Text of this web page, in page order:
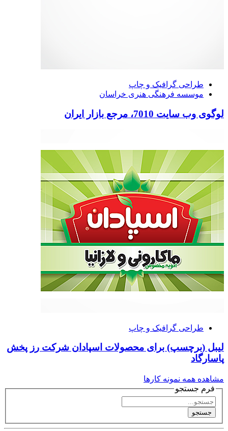
طراحی گرافیک و چاپ
موسسه فرهنگی هنری خراسان
لوگوی وب سایت 7010، مرجع بازار ایران
طراحی گرافیک و چاپ
لیبل (برچسپ) برای محصولات اسپادان شرکت رز پخش
پاسارگاد
مشاهده همه نمونه کارها
فرم جستجو
جستجو